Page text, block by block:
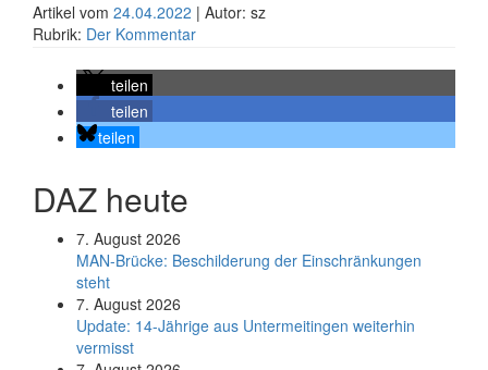
Artikel vom 24.04.2022 | Autor: sz
Rubrik: Der Kommentar
teilen
teilen
teilen
DAZ heute
7. August 2026
MAN-Brücke: Beschilderung der Einschränkungen
steht
7. August 2026
Update: 14-Jährige aus Untermeitingen weiterhin
vermisst